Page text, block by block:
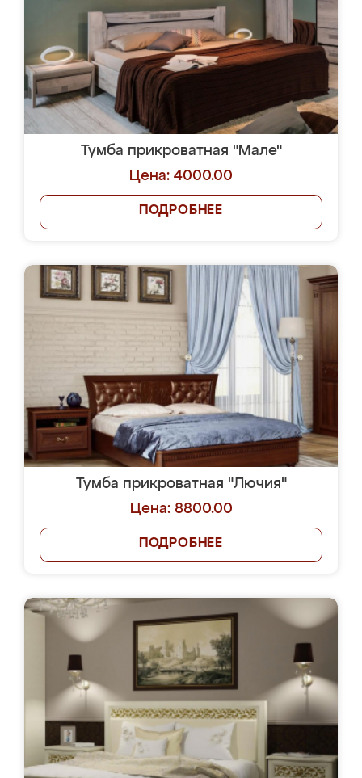
Тумба прикроватная "Мале"
Цена: 4000.00
ПОДРОБНЕЕ
Тумба прикроватная "Лючия"
Цена: 8800.00
ПОДРОБНЕЕ